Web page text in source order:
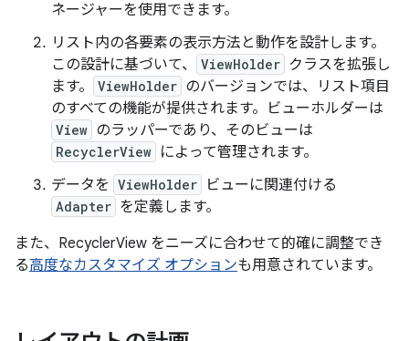
ネージャーを使用できます。
リスト内の各要素の表示方法と動作を設計します。
この設計に基づいて、
ViewHolder クラスを拡張し
ます。
ViewHolder のバージョンでは、リスト項目
のすべての機能が提供されます。ビューホルダーは
View のラッパーであり、そのビューは
RecyclerView によって管理されます。
データを ViewHolder ビューに関連付ける
Adapter を定義します。
また、RecyclerView をニーズに合わせて的確に調整でき
る高度なカスタマイズ オプションも用意されています。